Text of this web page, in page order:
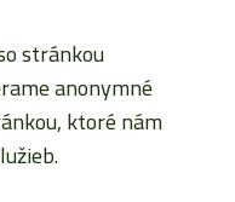
stránkou
anonymné
ktoré nám